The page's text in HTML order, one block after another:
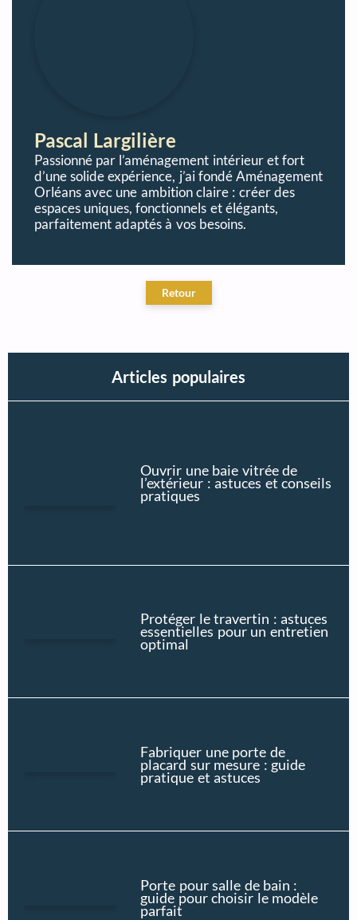
Pascal Largilière
Passionné par l’aménagement intérieur et fort
d’une solide expérience, j’ai fondé Aménagement
Orléans avec une ambition claire : créer des
espaces uniques, fonctionnels et élégants,
parfaitement adaptés à vos besoins.
Articles populaires
Ouvrir une baie vitrée de
l’extérieur : astuces et conseils
pratiques
Protéger le travertin : astuces
essentielles pour un entretien
optimal
Fabriquer une porte de
placard sur mesure : guide
pratique et astuces
Porte pour salle de bain :
guide pour choisir le modèle
parfait